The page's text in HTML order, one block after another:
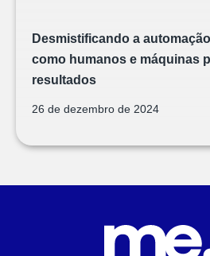
Desmistificando a
como humanos e máquinas
resultados
26 de dezembro de 2024